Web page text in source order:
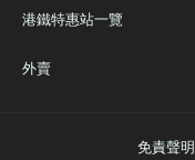
港鐵特惠站一覽
外賣
免責聲明